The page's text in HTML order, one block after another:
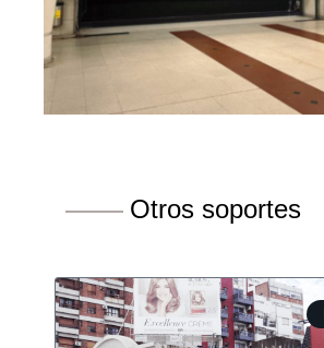
Otros soportes